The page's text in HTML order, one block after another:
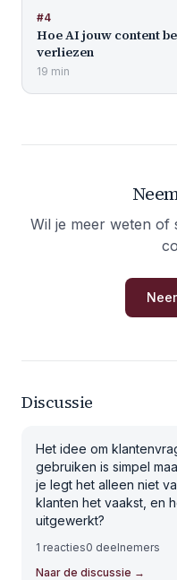
#4
Hoe AI jouw content
verliezen
19 min
Wil je meer weten of
Discussie
Het idee om
gebruiken is simpel
je legt het alleen niet
klanten het vaakst, en
uitgewerkt?
1 reacties0 deelnemers
Naar de discussie →